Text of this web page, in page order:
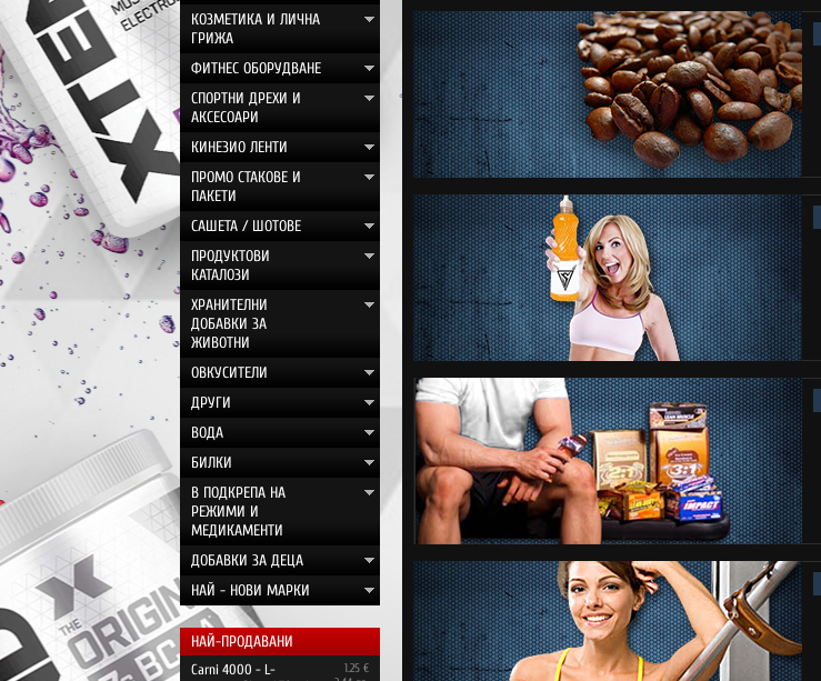
КОЗМЕТИКА И ЛИЧНА
ГРИЖА
ФИТНЕС ОБОРУДВАНЕ
СПОРТНИ ДРЕХИ И
АКСЕСОАРИ
КИНЕЗИО ЛЕНТИ
ПРОМО СТАКОВЕ И
ПАКЕТИ
САШЕТА / ШОТОВЕ
ПРОДУКТОВИ
КАТАЛОЗИ
ХРАНИТЕЛНИ
ДОБАВКИ ЗА
ЖИВОТНИ
ОВКУСИТЕЛИ
ДРУГИ
ВОДА
БИЛКИ
В ПОДКРЕПА НА
РЕЖИМИ И
МЕДИКАМЕНТИ
ДОБАВКИ ЗА ДЕЦА
НАЙ - НОВИ МАРКИ
НАЙ-ПРОДАВАНИ
Carni 4000 - L-
1.25 €